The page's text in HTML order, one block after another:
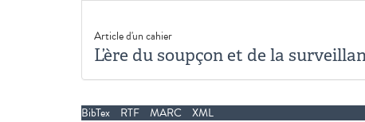
Article d'un cahier
L’ère du soupçon et de la
BibTex RTF MARC XML